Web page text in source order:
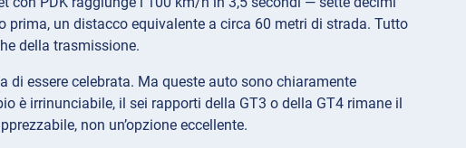
un distacco equivalente a circa 60 metri di strada. Tutto
della trasmissione.
essere celebrata. Ma queste auto sono chiaramente
è irrinunciabile, il sei rapporti della GT3 o della GT4 rimane il
non un’opzione eccellente.